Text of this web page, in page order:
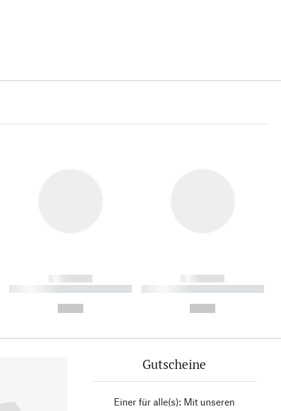
------------
----------- ----------- ----------
------------
----------- ----------- ----------
Gutscheine
Einer für alle(s): Mit unseren